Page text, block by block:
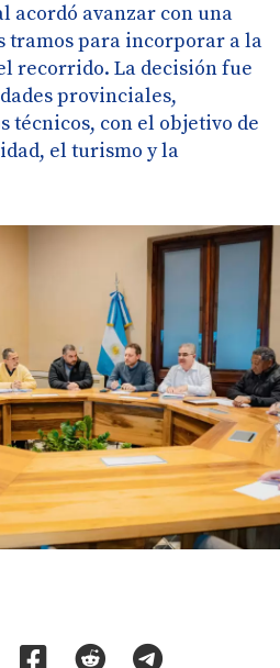
acordó avanzar con una
tramos para incorporar a la
recorrido. La decisión fue
provinciales,
técnicos, con el objetivo de
el turismo y la